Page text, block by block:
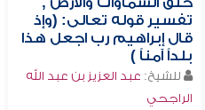
تفسير قوله تعالى: (وإذ
قال إبراهيم رب اجعل هذا
بلداً آمناً )
للشيخ: عبد العزيز بن عبد الله
الراجحي